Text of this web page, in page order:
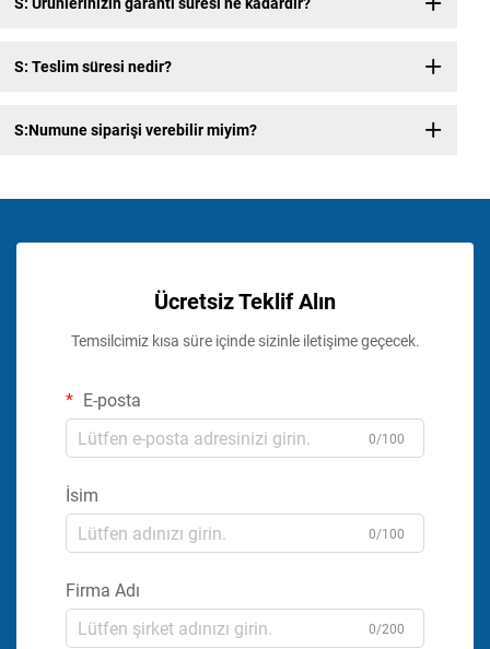
S: Teslim süresi nedir?
S:Numune siparişi verebilir miyim?
Ücretsiz Teklif Alın
Temsilcimiz kısa süre içinde sizinle iletişime geçecek.
E-posta
0/100
İsim
0/100
Firma Adı
0/200